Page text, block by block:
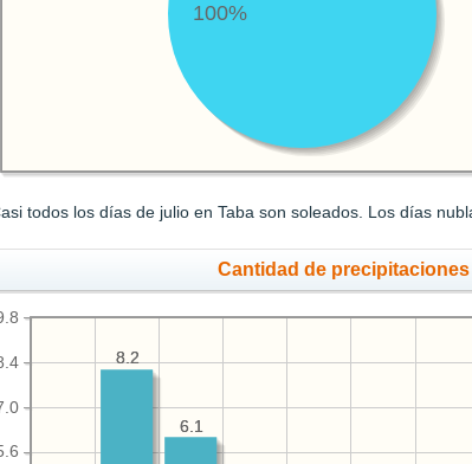
100%
todos los días de julio en Taba son soleados. Los días
Cantidad de
6.1
8.2
6.1
8.2